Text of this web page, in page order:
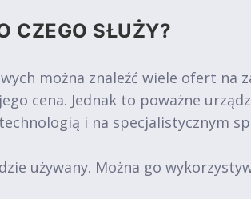
CZEGO SŁUŻY?
można znaleźć wiele ofert na
cena. Jednak to poważne
i na specjalistycznym
używany. Można go